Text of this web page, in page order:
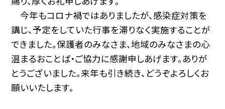
今年もコロナ禍ではありましたが、感染症対策を
講じ、予定をしていた行事を滞りなく実施することが
できました。保護者のみなさま、地域のみなさまの心
温まるおことば・ご協力に感謝申しあげます。ありが
とうございました。来年も引き続き、どうぞよろしくお
願いいたします。